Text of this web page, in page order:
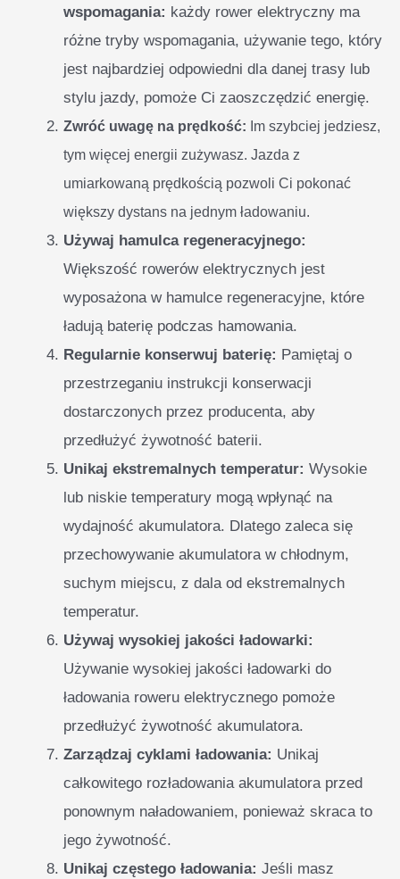
wspomagania: każdy rower elektryczny ma
różne tryby wspomagania, używanie tego, który
jest najbardziej odpowiedni dla danej trasy lub
stylu jazdy, pomoże Ci zaoszczędzić energię.
Zwróć uwagę na prędkość: Im szybciej jedziesz,
tym więcej energii zużywasz. Jazda z
umiarkowaną prędkością pozwoli Ci pokonać
większy dystans na jednym ładowaniu.
Używaj hamulca regeneracyjnego:
Większość rowerów elektrycznych jest
wyposażona w hamulce regeneracyjne, które
ładują baterię podczas hamowania.
Regularnie konserwuj baterię: Pamiętaj o
przestrzeganiu instrukcji konserwacji
dostarczonych przez producenta, aby
przedłużyć żywotność baterii.
Unikaj ekstremalnych temperatur: Wysokie
lub niskie temperatury mogą wpłynąć na
wydajność akumulatora. Dlatego zaleca się
przechowywanie akumulatora w chłodnym,
suchym miejscu, z dala od ekstremalnych
temperatur.
Używaj wysokiej jakości ładowarki:
Używanie wysokiej jakości ładowarki do
ładowania roweru elektrycznego pomoże
przedłużyć żywotność akumulatora.
Zarządzaj cyklami ładowania: Unikaj
całkowitego rozładowania akumulatora przed
ponownym naładowaniem, ponieważ skraca to
jego żywotność.
Unikaj częstego ładowania: Jeśli masz